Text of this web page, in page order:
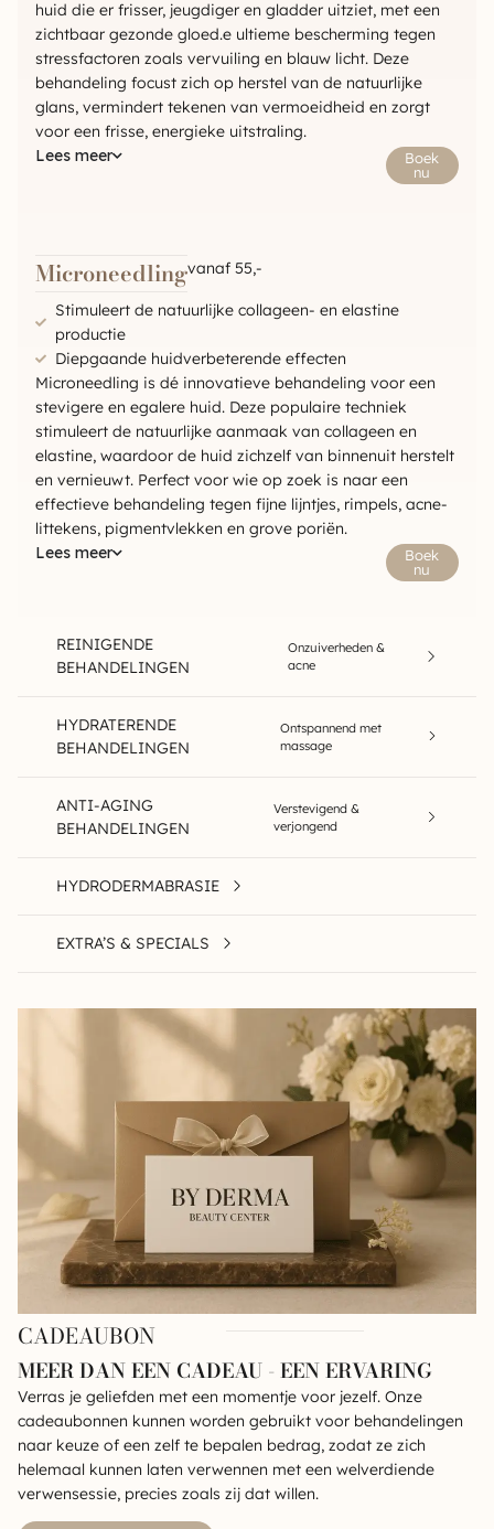
REINIGENDE
BEHANDELINGEN
Onzuiverheden &
acne
HYDRATERENDE
BEHANDELINGEN
Ontspannend met
massage
ANTI-AGING
BEHANDELINGEN
Verstevigend &
verjongend
HYDRODERMABRASIE
EXTRA’S & SPECIALS
huid die er frisser, jeugdiger en gladder uitziet, met een
zichtbaar gezonde gloed.e ultieme bescherming tegen
stressfactoren zoals vervuiling en blauw licht. Deze
behandeling focust zich op herstel van de natuurlijke
glans, vermindert tekenen van vermoeidheid en zorgt
voor een frisse, energieke uitstraling.
Lees meer
Boek
nu
Microneedlingvanaf 55,-
Stimuleert de natuurlijke collageen- en elastine
productie
Diepgaande huidverbeterende effecten
Microneedling is dé innovatieve behandeling voor een
stevigere en egalere huid. Deze populaire techniek
stimuleert de natuurlijke aanmaak van collageen en
elastine, waardoor de huid zichzelf van binnenuit herstelt
en vernieuwt. Perfect voor wie op zoek is naar een
effectieve behandeling tegen fijne lijntjes, rimpels, acne-
littekens, pigmentvlekken en grove poriën.
Lees meer
Boek
nu
CADEAUBON
MEER DAN EEN CADEAU - EEN ERVARING
Verras je geliefden met een momentje voor jezelf. Onze
cadeaubonnen kunnen worden gebruikt voor behandelingen
naar keuze of een zelf te bepalen bedrag, zodat ze zich
helemaal kunnen laten verwennen met een welverdiende
verwensessie, precies zoals zij dat willen.